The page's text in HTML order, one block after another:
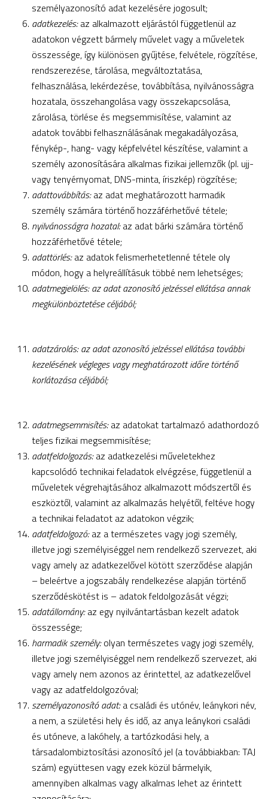
személyazonosító adat kezelésére jogosult;
adatkezelés:az alkalmazott eljárástól függetlenül az
adatokon végzett bármely művelet vagy a műveletek
összessége, így különösen gyűjtése, felvétele, rögzítése,
rendszerezése, tárolása, megváltoztatása,
felhasználása, lekérdezése, továbbítása, nyilvánosságra
hozatala, összehangolása vagy összekapcsolása,
zárolása, törlése és megsemmisítése, valamint az
adatok további felhasználásának megakadályozása,
fénykép-, hang- vagy képfelvétel készítése, valamint a
személy azonosítására alkalmas fizikai jellemzők (pl. ujj-
vagy tenyérnyomat, DNS-minta, íriszkép) rögzítése;
adattovábbítás:az adat meghatározott harmadik
személy számára történő hozzáférhetővé tétele;
nyilvánosságra hozatal:az adat bárki számára történő
hozzáférhetővé tétele;
adattörlés:az adatok felismerhetetlenné tétele oly
módon, hogy a helyreállításuk többé nem lehetséges;
adatmegjelölés: az adat azonosító jelzéssel ellátása annak
megkülönböztetése céljából;
adatzárolás: az adat azonosító jelzéssel ellátása további
kezelésének végleges vagy meghatározott időre történő
korlátozása céljából;
adatmegsemmisítés:az adatokat tartalmazó adathordozó
teljes fizikai megsemmisítése;
adatfeldolgozás:az adatkezelési műveletekhez
kapcsolódó technikai feladatok elvégzése, függetlenül a
műveletek végrehajtásához alkalmazott módszertől és
eszköztől, valamint az alkalmazás helyétől, feltéve hogy
a technikai feladatot az adatokon végzik;
adatfeldolgozó:az a természetes vagy jogi személy,
illetve jogi személyiséggel nem rendelkező szervezet, aki
vagy amely az adatkezelővel kötött szerződése alapján
– beleértve a jogszabály rendelkezése alapján történő
szerződéskötést is – adatok feldolgozását végzi;
adatállomány:az egy nyilvántartásban kezelt adatok
összessége;
harmadik személy:olyan természetes vagy jogi személy,
illetve jogi személyiséggel nem rendelkező szervezet, aki
vagy amely nem azonos az érintettel, az adatkezelővel
vagy az adatfeldolgozóval;
személyazonosító adat:a családi és utónév, leánykori név,
a nem, a születési hely és idő, az anya leánykori családi
és utóneve, a lakóhely, a tartózkodási hely, a
társadalombiztosítási azonosító jel (a továbbiakban: TAJ
szám) együttesen vagy ezek közül bármelyik,
amennyiben alkalmas vagy alkalmas lehet az érintett